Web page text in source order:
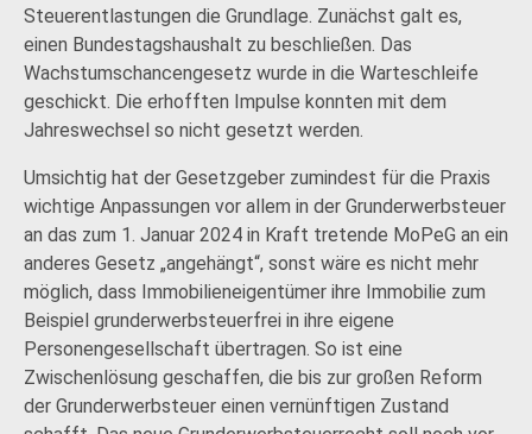
Steuerentlastungen die Grundlage. Zunächst galt es,
einen Bundestagshaushalt zu beschließen. Das
Wachstumschancengesetz wurde in die Warteschleife
geschickt. Die erhofften Impulse konnten mit dem
Jahreswechsel so nicht gesetzt werden.
Umsichtig hat der Gesetzgeber zumindest für die Praxis
wichtige Anpassungen vor allem in der Grunderwerbsteuer
an das zum 1. Januar 2024 in Kraft tretende MoPeG an ein
anderes Gesetz „angehängt“, sonst wäre es nicht mehr
möglich, dass Immobilieneigentümer ihre Immobilie zum
Beispiel grunderwerbsteuerfrei in ihre eigene
Personengesellschaft übertragen. So ist eine
Zwischenlösung geschaffen, die bis zur großen Reform
der Grunderwerbsteuer einen vernünftigen Zustand